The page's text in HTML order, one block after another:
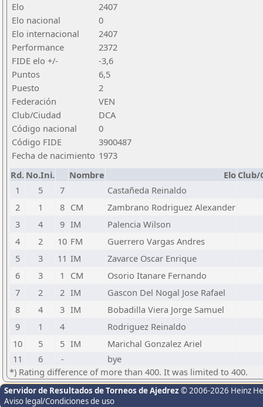
Elo
2407
Elo nacional
0
Elo internacional
2407
Performance
2372
FIDE elo +/-
-3,6
Puntos
6,5
Puesto
2
Federación
VEN
Club/Ciudad
DCA
Código nacional
0
Código FIDE
3900487
Fecha de nacimiento 1973
Rd. No.Ini. Nombre Elo Club/
1
5 7
Castañeda Reinaldo
2
1 8 CM
Zambrano Rodriguez Alexander
3
4 9 IM
Palencia Wilson
4
2 10 FM
Guerrero Vargas Andres
5
3 11 IM
Zavarce Oscar Enrique
6
3 1 CM
Osorio Itanare Fernando
7
2 2 IM
Gascon Del Nogal Jose Rafael
8
4 3 IM
Bobadilla Viera Jorge Samuel
9
1 4
Rodriguez Reinaldo
10
5 5 IM
Marichal Gonzalez Ariel
11
6 -
bye
*) Rating difference of more than 400. It was limited to 400.
Servidor de Resultados de Torneos de Ajedrez © 2006-2026 Heinz
Aviso legal/Condiciones de uso